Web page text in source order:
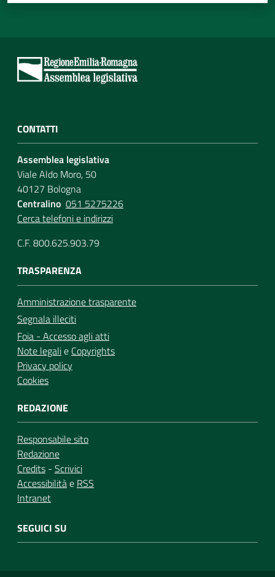
CONTATTI
Assemblea legislativa
Viale Aldo Moro, 50
40127 Bologna
Centralino 051 5275226
Cerca telefoni e indirizzi
C.F. 800.625.903.79
TRASPARENZA
Amministrazione trasparente
Segnala illeciti
Foia - Accesso agli atti
Note legalie Copyrights
Privacy policy
Cookies
REDAZIONE
Responsabile sito
Redazione
Credits - Scrivici
Accessibilitàe RSS
Intranet
SEGUICI SU